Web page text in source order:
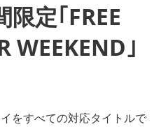
定｢FREE
WEEKEND｣
をすべての対応タイトルで